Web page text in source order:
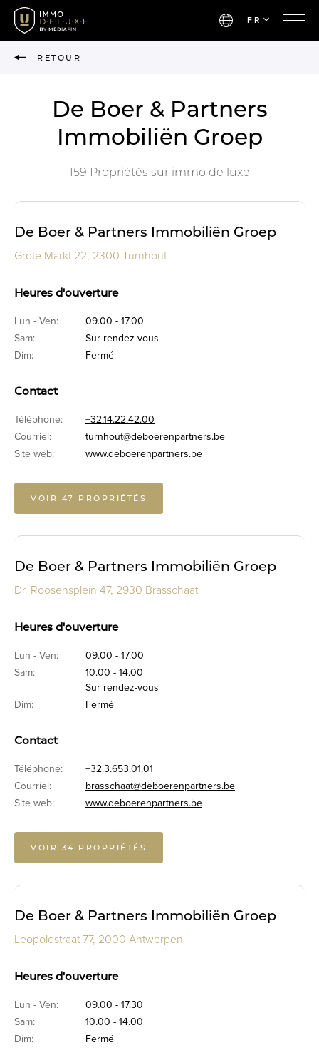
FR
RETOUR
De Boer & Partners
Immobiliën Groep
159 Propriétés sur immo de luxe
De Boer & Partners Immobiliën Groep
Grote Markt 22, 2300 Turnhout
Heures d'ouverture
Lun - Ven:
09.00 - 17.00
Sam:
Sur rendez-vous
Dim:
Fermé
Contact
Téléphone:
+32.14.22.42.00
Courriel:
turnhout@deboerenpartners.be
Site web:
www.deboerenpartners.be
VOIR 47 PROPRIÉTÉS
De Boer & Partners Immobiliën Groep
Dr. Roosensplein 47, 2930 Brasschaat
Heures d'ouverture
Lun - Ven:
09.00 - 17.00
Sam:
10.00 - 14.00
Sur rendez-vous
Dim:
Fermé
Contact
Téléphone:
+32.3.653.01.01
Courriel:
brasschaat@deboerenpartners.be
Site web:
www.deboerenpartners.be
VOIR 34 PROPRIÉTÉS
De Boer & Partners Immobiliën Groep
Leopoldstraat 77, 2000 Antwerpen
Heures d'ouverture
Lun - Ven:
09.00 - 17.30
Sam:
10.00 - 14.00
Dim:
Fermé